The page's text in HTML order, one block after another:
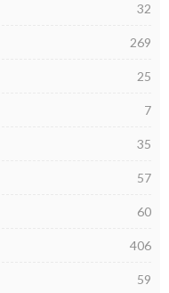
32
269
25
7
35
57
60
406
59